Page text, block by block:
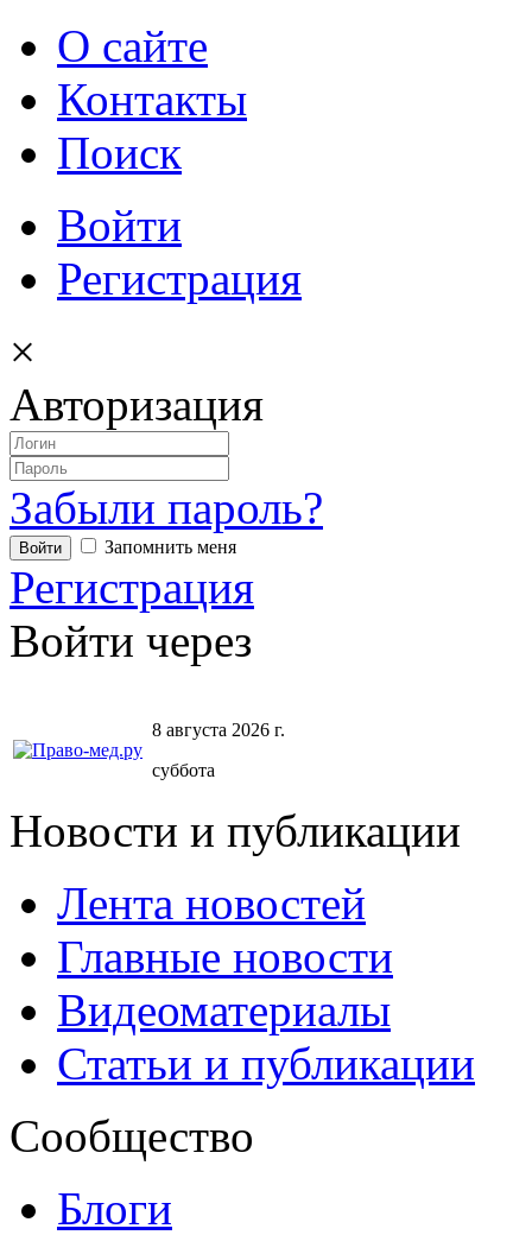
О сайте
Контакты
Поиск
Войти
Регистрация
×
Авторизация
Забыли пароль?
Запомнить меня
Регистрация
Войти через
8 августа 2026 г.
суббота
Новости и публикации
Лента новостей
Главные новости
Видеоматериалы
Статьи и публикации
Сообщество
Блоги